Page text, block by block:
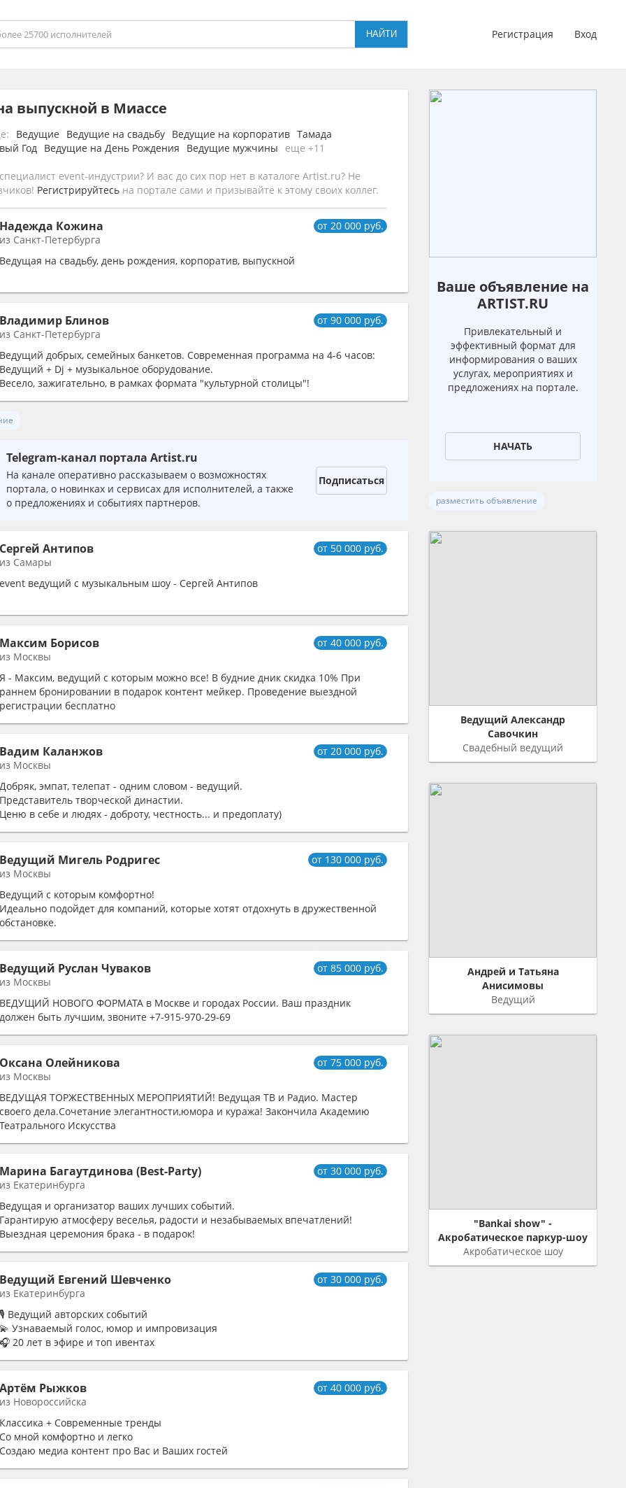
Регистрация Вход
выпускной в Миассе
Ведущие Ведущие на свадьбу Ведущие на корпоратив Тамада
Год Ведущие на День Рождения Ведущие мужчины еще +11
event-индустрии? И вас до сих пор нет в каталоге Artist.ru? Не
Регистрируйтесь на портале сами и призывайте к этому своих коллег.
Надежда Кожина
от 20 000 руб.
из Санкт-Петербурга
Ведущая на свадьбу, день рождения, корпоратив, выпускной
Владимир Блинов
от 90 000 руб.
из Санкт-Петербурга
Ведущий добрых, семейных банкетов. Современная программа на 4-6 часов:
Ведущий + Dj + музыкальное оборудование.
Весело, зажигательно, в рамках формата "культурной столицы"!
Telegram-канал портала Artist.ru
На канале оперативно рассказываем о возможностях
портала, о новинках и сервисах для исполнителей, а также
о предложениях и событиях партнеров.
Подписаться
Сергей Антипов
от 50 000 руб.
из Самары
event ведущий с музыкальным шоу - Сергей Антипов
Максим Борисов
от 40 000 руб.
из Москвы
Я - Максим, ведущий с которым можно все! В будние дник скидка 10% При
раннем бронировании в подарок контент мейкер. Проведение выездной
регистрации бесплатно
Вадим Каланжов
от 20 000 руб.
из Москвы
Добряк, эмпат, телепат - одним словом - ведущий.
Представитель творческой династии.
Ценю в себе и людях - доброту, честность... и предоплату)
Ведущий Мигель Родригес
от 130 000 руб.
из Москвы
Ведущий с которым комфортно!
Идеально подойдет для компаний, которые хотят отдохнуть в дружественной
обстановке.
Ведущий Руслан Чуваков
от 85 000 руб.
из Москвы
ВЕДУЩИЙ НОВОГО ФОРМАТА в Москве и городах России. Ваш праздник
должен быть лучшим, звоните +7-915-970-29-69
Оксана Олейникова
от 75 000 руб.
из Москвы
ВЕДУЩАЯ ТОРЖЕСТВЕННЫХ МЕРОПРИЯТИЙ! Ведущая ТВ и Радио. Мастер
своего дела.Cочетание элегантности,юмора и куража! Закончила Академию
Театрального Искусства
Марина Багаутдинова (Best-Party)
от 30 000 руб.
из Екатеринбурга
Ведущая и организатор ваших лучших событий.
Гарантирую атмосферу веселья, радости и незабываемых впечатлений!
Выездная церемония брака - в подарок!
Ведущий Евгений Шевченко
от 30 000 руб.
из Екатеринбурга
🎙 Ведущий авторских событий
💫 Узнаваемый голос, юмор и импровизация
🎧 20 лет в эфире и топ ивентах
Артём Рыжков
от 40 000 руб.
из Новороссийска
Классика + Современные тренды
Со мной комфортно и легко
Создаю медиа контент про Вас и Ваших гостей
Ваше объявление на
ARTIST.RU
Привлекательный и
эффективный формат для
информирования о ваших
услугах, мероприятиях и
предложениях на портале.
НАЧАТЬ
разместить объявление
Ведущий Александр
Савочкин
Свадебный ведущий
Андрей и Татьяна
Анисимовы
Ведущий
"Bankai show" -
Акробатическое паркур-шоу
Акробатическое шоу